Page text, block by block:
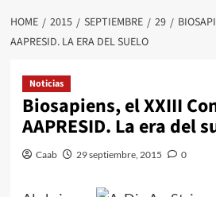
HOME 2015 SEPTIEMBRE 29
AAPRESID. LA ERA DEL SUELO
Noticias
Biosapiens, el XXIII
AAPRESID. La era del
Caab 29 septiembre, 2015 0